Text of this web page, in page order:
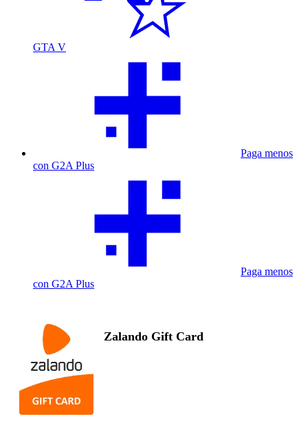
GTA V
Paga menos
con G2A Plus
Paga menos
con G2A Plus
Zalando Gift Card